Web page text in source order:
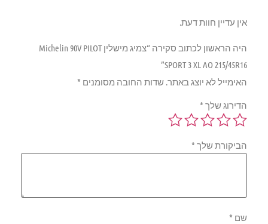
אין עדיין חוות דעת.
היה הראשון לכתוב סקירה “צמיג מישלין Michelin 90V PILOT
SPORT 3 XL AO 215/45R16”
האימייל לא יוצג באתר.שדות החובה מסומנים*
הדירוג שלך*
הביקורת שלך*
שם*